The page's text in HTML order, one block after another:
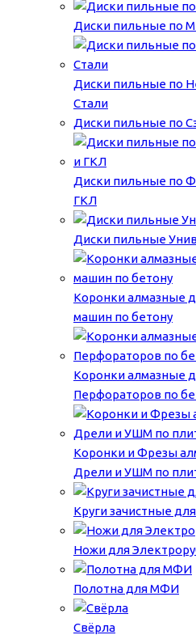
Диски пильные по
Диски пильные по
Стали
Диски пильные по
Диски пильные по
ГКЛ
Диски пильные
Коронки алмазные
машин по бетону
Коронки алмазные
Перфораторов по
Коронки и Фрезы
Дрели и УШМ по
Круги зачистные
Ножи для
Полотна для МФИ
Свёрла